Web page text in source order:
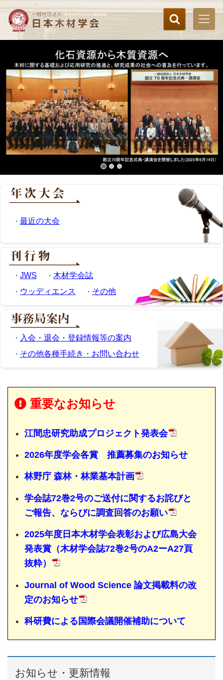
最近の大会
JWS
木材学会誌
ウッディエンス
その他
入会・退会・登録情報等の案内
その他各種手続き・お問い合わせ
重要なお知らせ
江間忠研究助成プロジェクト発表会
2026年度学会各賞 推薦募集のお知らせ
林野庁 森林・林業基本計画
学会誌72巻2号のご送付に関するお詫びと
ご報告、ならびに調査回答のお願い
2025年度日本木材学会表彰および広島大会
発表賞（木材学会誌72巻2号のA2ーA27頁
抜粋）
Journal of Wood Science 論文掲載料の改
定のお知らせ
科研費による国際会議開催補助について
お知らせ・更新情報